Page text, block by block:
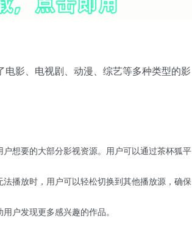
影、电视剧、动漫、综艺等多种类型的影
想要的大部分影视资源。用户可以通过茶杯狐平
播放时，用户可以轻松切换到其他播放源，确保
户发现更多感兴趣的作品。